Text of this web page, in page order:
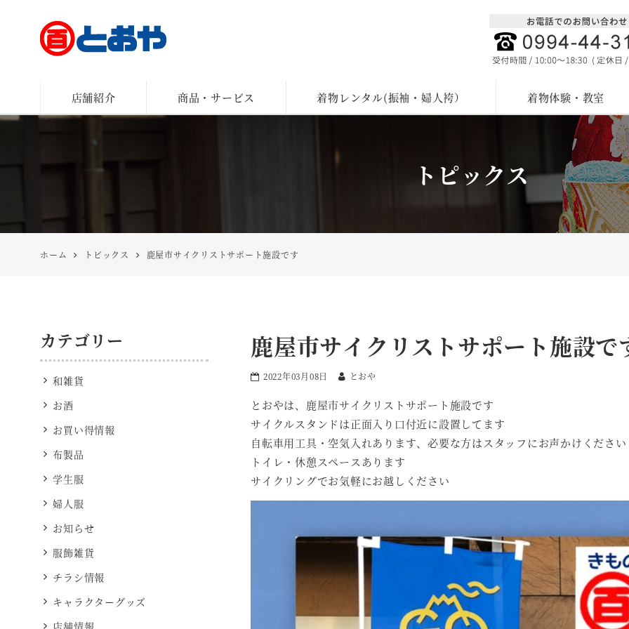
店舗紹介 商品・サービス 着物レンタル(振袖・婦人袴） 着物体験・教室
トピックス
ホーム トピックス 鹿屋市サイクリストサポート施設です
鹿屋市サイクリストサポート施設で
2022年03月08日 とおや
とおやは、鹿屋市サイクリストサポート施設です
サイクルスタンドは正面入り口付近に設置してます
自転車用工具・空気入れあります、必要な方はスタッフにお声かけください
トイレ・休憩スペースあります
サイクリングでお気軽にお越しください
カテゴリー
和雑貨
お酒
お買い得情報
布製品
学生服
婦人服
お知らせ
服飾雑貨
チラシ情報
キャラクターグッズ
店舗情報